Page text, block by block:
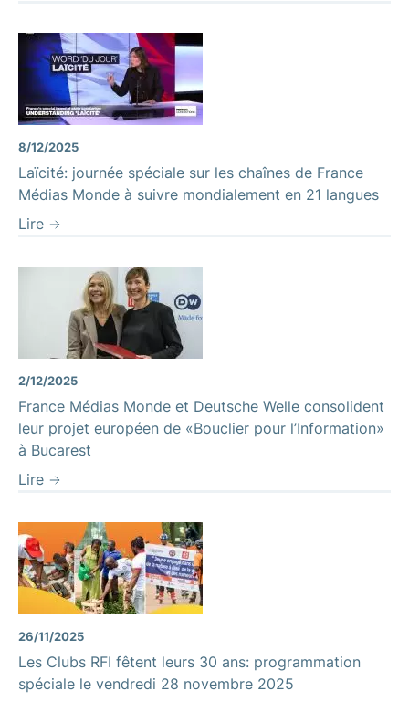
8/12/2025
Laïcité: journée spéciale sur les chaînes de France
Médias Monde à suivre mondialement en 21 langues
Lire
2/12/2025
France Médias Monde et Deutsche Welle consolident
leur projet européen de «Bouclier pour l’Information»
à Bucarest
Lire
26/11/2025
Les Clubs RFI fêtent leurs 30 ans: programmation
spéciale le vendredi 28 novembre 2025